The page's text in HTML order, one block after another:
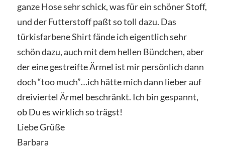
ganze Hose sehr schick, was für ein schöner Stoff,
und der Futterstoff paßt so toll dazu. Das
türkisfarbene Shirt fände ich eigentlich sehr
schön dazu, auch mit dem hellen Bündchen, aber
der eine gestreifte Ärmel ist mir persönlich dann
doch “too much”…ich hätte mich dann lieber auf
dreiviertel Ärmel beschränkt. Ich bin gespannt,
ob Du es wirklich so trägst!
Liebe Grüße
Barbara